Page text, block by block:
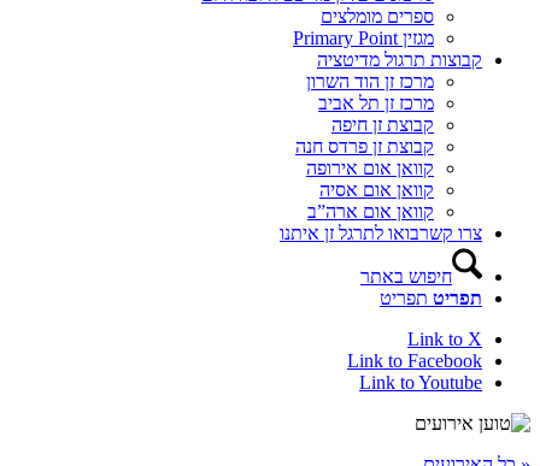
ספרים מומלצים
מגזין Primary Point
קבוצות תרגול מדיטציה
מרכז זן הוד השרון
מרכז זן תל אביב
קבוצת זן חיפה
קבוצת זן פרדס חנה
קוואן אום אירופה
קוואן אום אסיה
קוואן אום ארה”ב
צרו קשרבואו לתרגל זן איתנו
חיפוש באתר
תפריט תפריט
Link to X
Link to Facebook
Link to Youtube